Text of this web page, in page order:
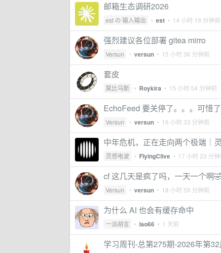
邮箱生态调研2026
est の 输入输出 • est • 14 小时 19 分钟前
强烈建议各位部署 gitea mirro
Versun • versun • 15 小时 36 分钟前
套皮
莫比乌斯 • Roykira • 15 小时 54 分钟前
EchoFeed 要关停了。。。可惜了
Versun • versun • 16 小时 33 分钟前
中年危机，正在走向两个极端｜
灵感电波 • FlyingClive • 17 小时 23 分
cf 这几天是疯了吗，一天一个啊
Versun • versun • 18 小时 59 分钟前
为什么 AI 也会有缓存命中
一派胡言 • lao66 • 1 天前
学习周刊-总第275期-2026年第